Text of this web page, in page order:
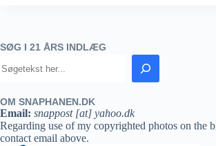
SØG I 21 ÅRS INDLÆG
OM SNAPHANEN.DK
Email: snappost [at] yahoo.dk
Regarding use of my copyrighted photos on the
contact email above.